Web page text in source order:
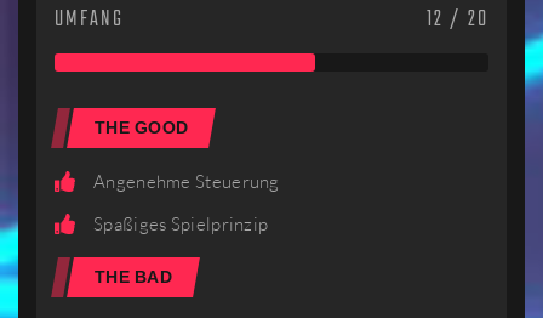
UMFANG 12 / 20
THE GOOD
Angenehme Steuerung
Spaßiges Spielprinzip
THE BAD